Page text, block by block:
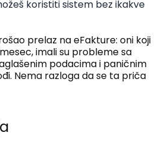
koristiti sistem bez ikakve
prelaz na eFakture: oni koji
imali su probleme sa
podacima i paničnim
Nema razloga da se ta priča